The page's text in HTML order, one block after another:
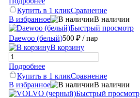
Купить в 1 кликСравнение
В избранное
В наличии
Быстрый просмотр
Daewoo (белый)500 ₽ / пар
В корзину
Подробнее
Купить в 1 кликСравнение
В избранное
В наличии
Быстрый просмотр